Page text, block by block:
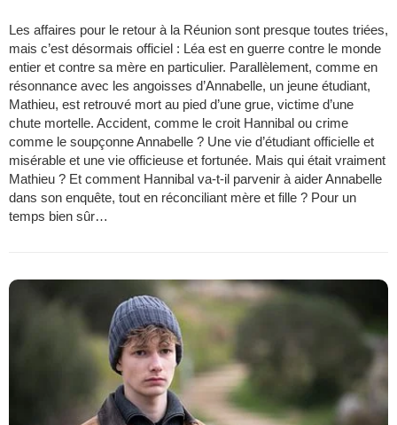
Les affaires pour le retour à la Réunion sont presque toutes triées,
mais c’est désormais officiel : Léa est en guerre contre le monde
entier et contre sa mère en particulier. Parallèlement, comme en
résonnance avec les angoisses d’Annabelle, un jeune étudiant,
Mathieu, est retrouvé mort au pied d’une grue, victime d’une
chute mortelle. Accident, comme le croit Hannibal ou crime
comme le soupçonne Annabelle ? Une vie d’étudiant officielle et
misérable et une vie officieuse et fortunée. Mais qui était vraiment
Mathieu ? Et comment Hannibal va-t-il parvenir à aider Annabelle
dans son enquête, tout en réconciliant mère et fille ? Pour un
temps bien sûr…